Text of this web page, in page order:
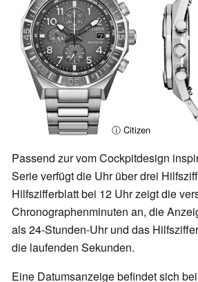
ⓘ Citizen
Passend zur vom Cockpitdesign
Serie verfügt die Uhr über drei
Hilfszifferblatt bei 12 Uhr zeigt die
Chronographenminuten an, die
als 24-Stunden-Uhr und das
die laufenden Sekunden.
Eine Datumsanzeige befindet sich